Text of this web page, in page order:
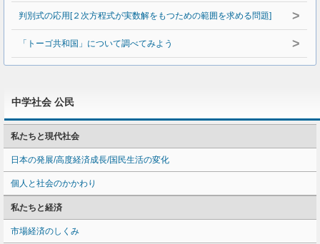
判別式の応用[２次方程式が実数解をもつための範囲を求める問題] >
「トーゴ共和国」について調べてみよう >
中学社会 公民
私たちと現代社会
日本の発展/高度経済成長/国民生活の変化
個人と社会のかかわり
私たちと経済
市場経済のしくみ